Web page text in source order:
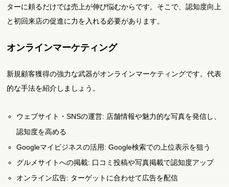
ターに頼るだけでは売上が伸び悩むからです。そこで、認知度向上
と初回来店の促進に力を入れる必要があります。
オンラインマーケティング
新規顧客獲得の強力な武器がオンラインマーケティングです。代表
的な手法を紹介しましょう。
ウェブサイト・SNSの運営: 店舗情報や魅力的な写真を発信し、
認知度を高める
Googleマイビジネスの活用: Google検索での上位表示を狙う
グルメサイトへの掲載: 口コミ投稿や写真掲載で認知度アップ
オンライン広告: ターゲットに合わせて広告を配信